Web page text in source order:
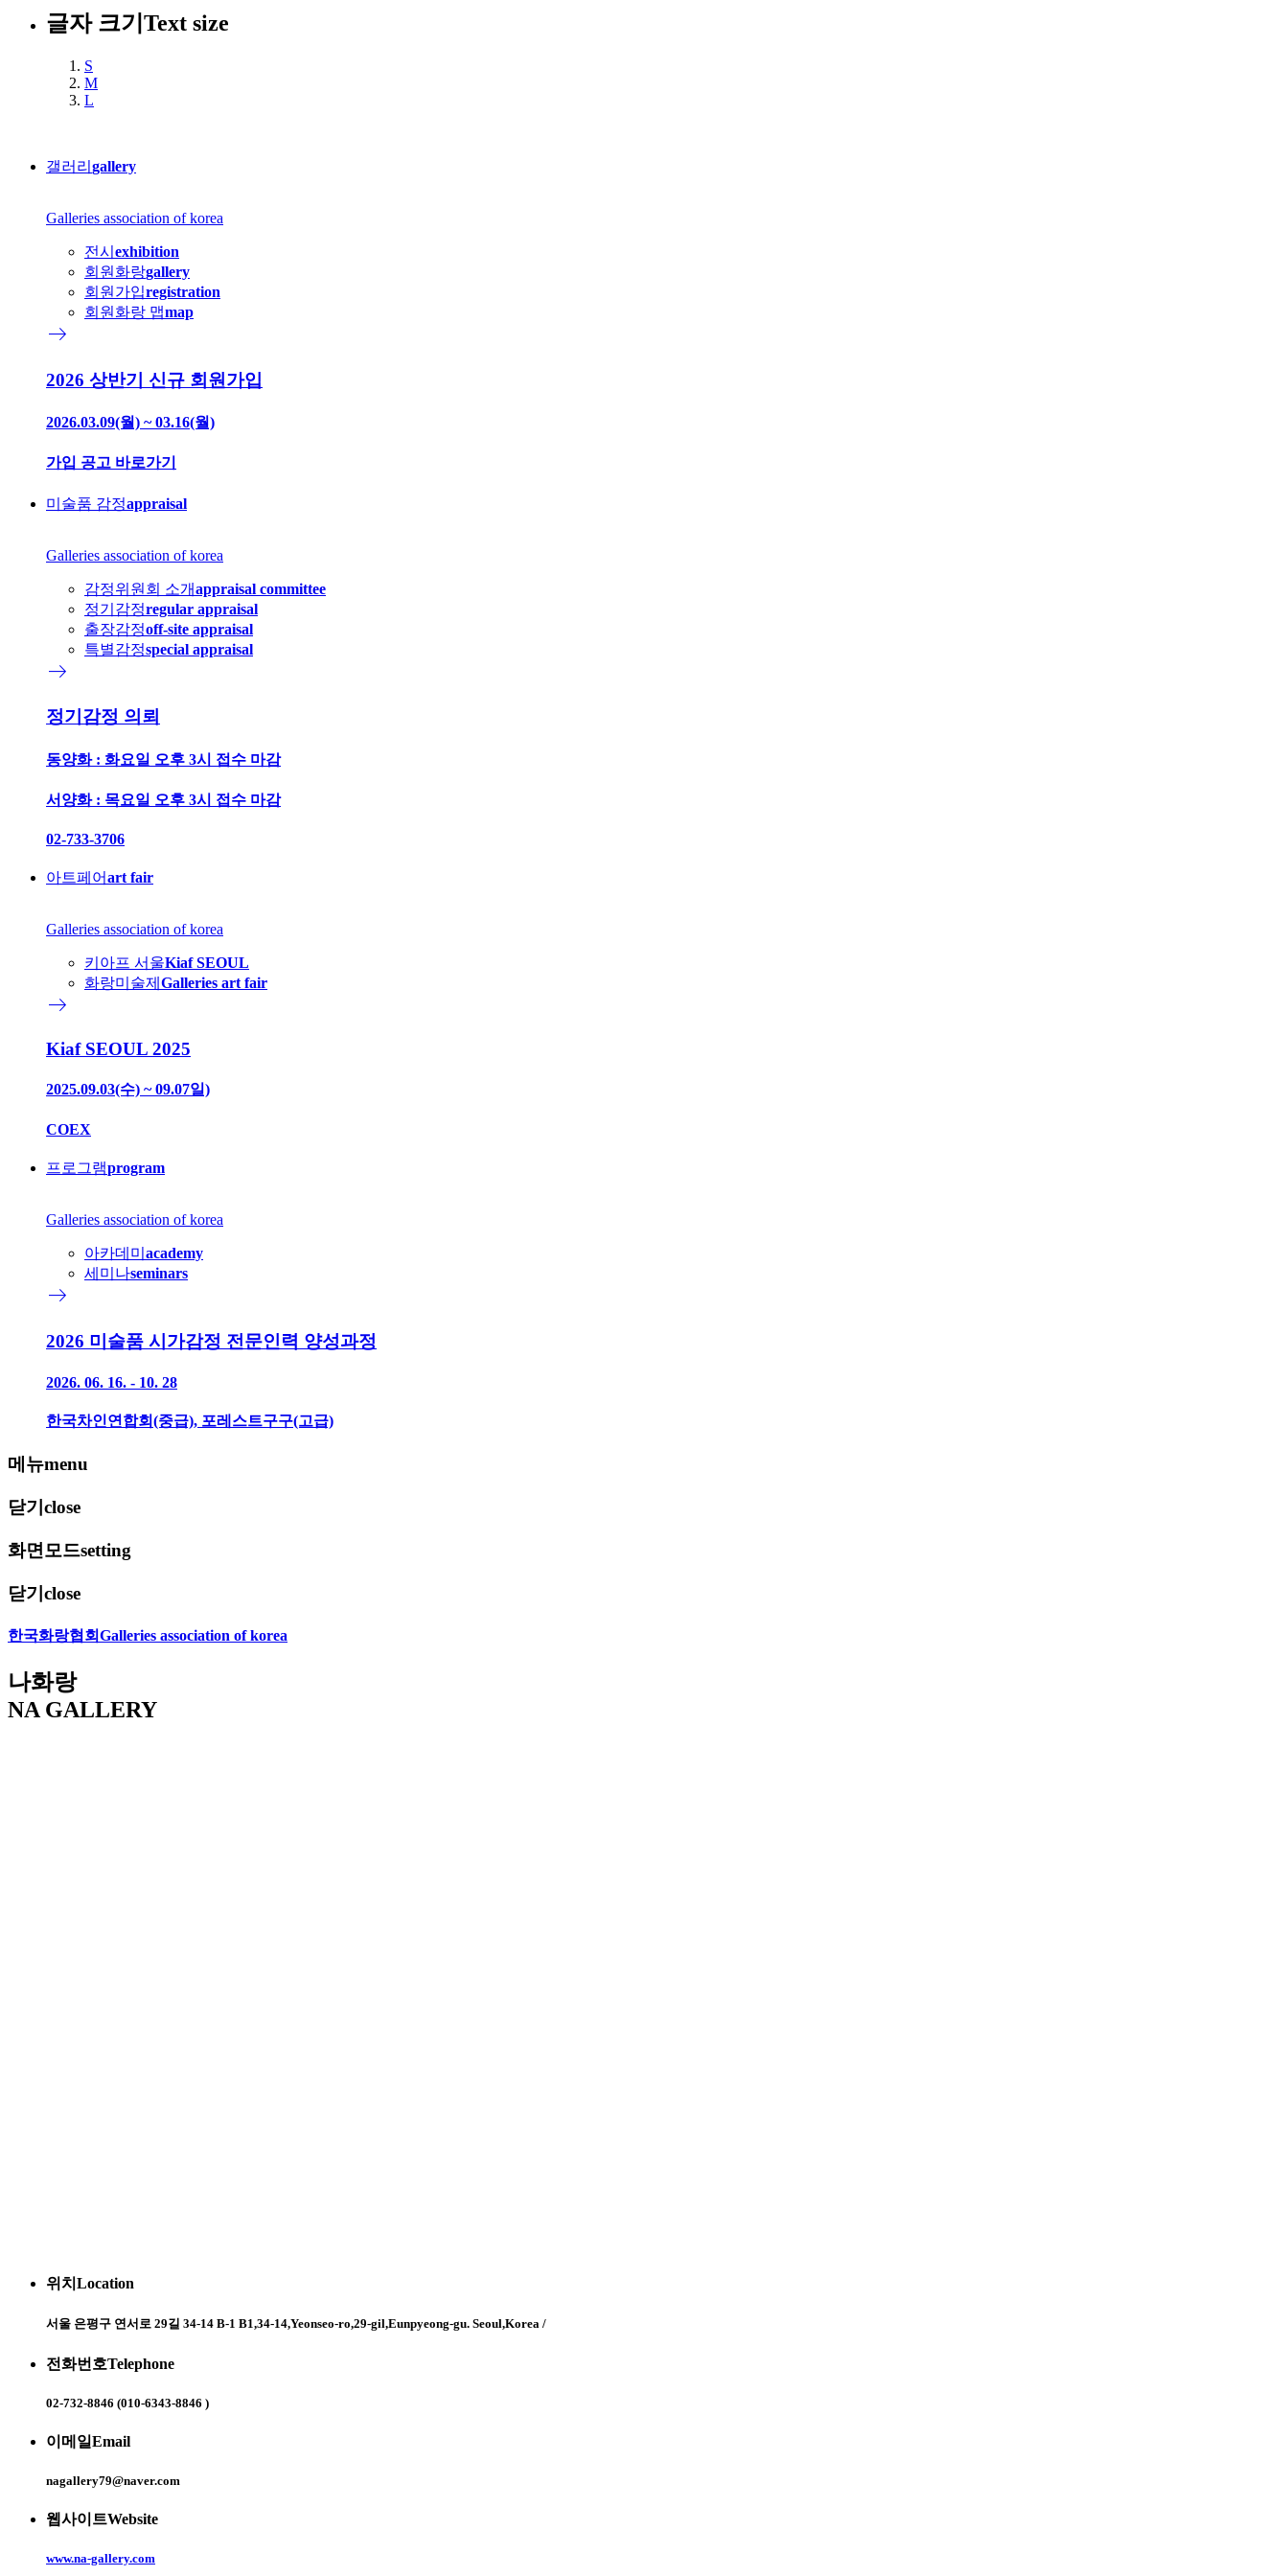
글자 크기 Text size
S
M
L
갤러리 gallery
Galleries association of korea
전시 exhibition
회원화랑gallery
회원가입registration
회원화랑 맵map
east
2026 상반기 신규 회원가입
2026.03.09(월) ~ 03.16(월)
가입 공고 바로가기
미술품 감정appraisal
Galleries association of korea
감정위원회 소개appraisal committee
정기감정regular appraisal
출장감정off-site appraisal
특별감정special appraisal
east
정기감정 의뢰
동양화 : 화요일 오후 3시 접수 마감
서양화 : 목요일 오후 3시 접수 마감
02-733-3706
아트페어art fair
Galleries association of korea
키아프 서울Kiaf SEOUL
화랑미술제 Galleries art fair
east
Kiaf SEOUL 2025
2025.09.03(수) ~ 09.07일)
COEX
프로그램program
Galleries association of korea
아카데미 academy
세미나seminars
east
2026 미술품 시가감정 전문인력 양성과정
2026. 06. 16. - 10. 28
한국차인연합회(중급), 포레스트구구(고급)
메뉴menu
닫기 close
화면모드setting
닫기 close
한국화랑협회Galleries association of korea
나화랑
NA GALLERY
위치 Location
서울 은평구 연서로 29길 34-14 B-1 B1,34-14,Yeonseo-ro,29-gil,Eunpyeong-gu. Seoul,Korea /
전화번호Telephone
02-732-8846 (010-6343-8846 )
이메일Email
nagallery79@naver.com
웹사이트Website
www.na-gallery.com